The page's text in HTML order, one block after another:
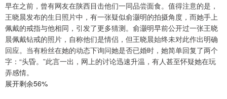
早在之前，曾有网友在陕西目击他们一同品尝面食。值得注意的是，
王晓晨发布的生日照片中，有一张疑似俞灏明的拍摄角度，而她手上
佩戴的戒指与他相同，引发了更多猜测。俞灏明早前公开过一张王晓
晨佩戴钻戒的照片，自称他们是情侣，但王晓晨始终未对此作出明确
回应。当有粉丝在她的动态下询问她是否已婚时，她简单回复了两个
字：“头昏。”此言一出，网上的讨论迅速升温，有人甚至怀疑她在玩
弄感情。
展开剩余56%